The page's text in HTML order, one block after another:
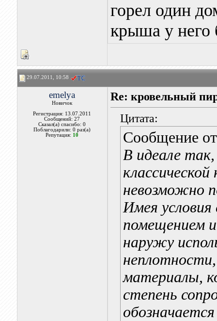
горел один
крыша у
29.07.2011, 10:58
emelya
Новичок
Регистрация: 13.07.2011
Сообщений: 27
Сказал(а) спасибо: 0
Поблагодарили: 0 раз(а)
Репутация: 10
Re: кровельный
Цитата:
Сообщение
В идеале
невозможно
Имея
помещением
наружу
неплотности,
материалы,
степень